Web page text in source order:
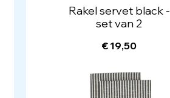
Rakel servet black -
set van 2
€ 19,50